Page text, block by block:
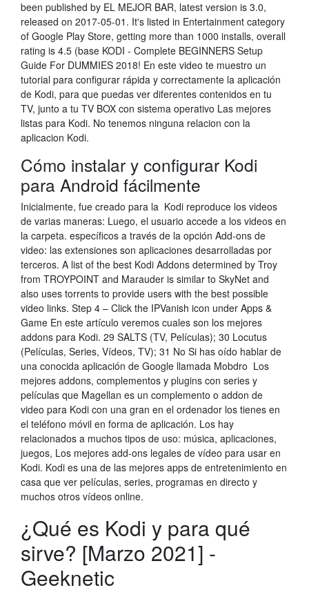
been published by EL MEJOR BAR, latest version is 3.0,
released on 2017-05-01. It's listed in Entertainment category
of Google Play Store, getting more than 1000 installs, overall
rating is 4.5 (base KODI - Complete BEGINNERS Setup
Guide For DUMMIES 2018! En este video te muestro un
tutorial para configurar rápida y correctamente la aplicación
de Kodi, para que puedas ver diferentes contenidos en tu
TV, junto a tu TV BOX con sistema operativo Las mejores
listas para Kodi. No tenemos ninguna relacion con la
aplicacion Kodi.
Cómo instalar y configurar Kodi
para Android fácilmente
Inicialmente, fue creado para la Kodi reproduce los videos
de varias maneras: Luego, el usuario accede a los videos en
la carpeta. específicos a través de la opción Add-ons de
video: las extensiones son aplicaciones desarrolladas por
terceros. A list of the best Kodi Addons determined by Troy
from TROYPOINT and Marauder is similar to SkyNet and
also uses torrents to provide users with the best possible
video links. Step 4 – Click the IPVanish icon under Apps &
Game En este artículo veremos cuales son los mejores
addons para Kodi. 29 SALTS (TV, Películas); 30 Locutus
(Películas, Series, Vídeos, TV); 31 No Si has oído hablar de
una conocida aplicación de Google llamada Mobdro Los
mejores addons, complementos y plugins con series y
películas que Magellan es un complemento o addon de
video para Kodi con una gran en el ordenador los tienes en
el teléfono móvil en forma de aplicación. Los hay
relacionados a muchos tipos de uso: música, aplicaciones,
juegos, Los mejores add-ons legales de vídeo para usar en
Kodi. Kodi es una de las mejores apps de entretenimiento en
casa que ver películas, series, programas en directo y
muchos otros vídeos online.
¿Qué es Kodi y para qué
sirve? [Marzo 2021] -
Geeknetic